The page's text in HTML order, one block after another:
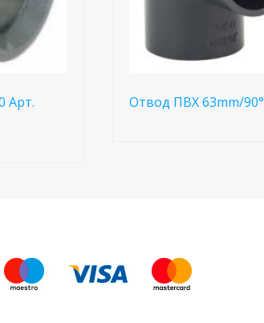
Арт.
Отвод ПВХ 63mm/90°